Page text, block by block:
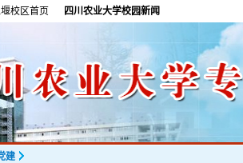
校区首页 四川农业大学校园新闻
建